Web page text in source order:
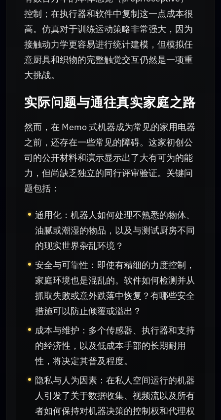
控制；在执行器和软件中复制这一点成本很
高。仿真对于训练运动策略非常强大，因为
接触动力学更容易进行统计建模，但模拟任
意厨具和织物的完整触觉交互仍然是一项重
大挑战。
实际问题与通往真实家庭之路
然而，在 Memo 式机器成为常见的家用电器
之前，还存在一些常见的障碍。这家初创公
司的公开材料和演示显示出了大有可为的能
力，但尚缺乏独立的同行评审验证。关键问
题包括：
通用化：机器人如何处理不熟悉的物体、
油腻或潮湿的物品，以及与测试厨房不同
的现实世界杂乱环境？
安全与可靠性：即使有精细的力度控制，
家庭环境也是混乱的。软件如何检测并从
抓取失败或意外跌落中恢复？有哪些安全
措施可以防止倾覆或溢出？
成本与维护：多个传感器、执行器和支持
的经济性，以及低成本手部的长期耐用
性，将决定其普及程度。
隐私与人为因素：在私人空间运行的机器
人引发了关于数据收集、视频流以及所有
者如何保持对机器决策的控制权和代理权